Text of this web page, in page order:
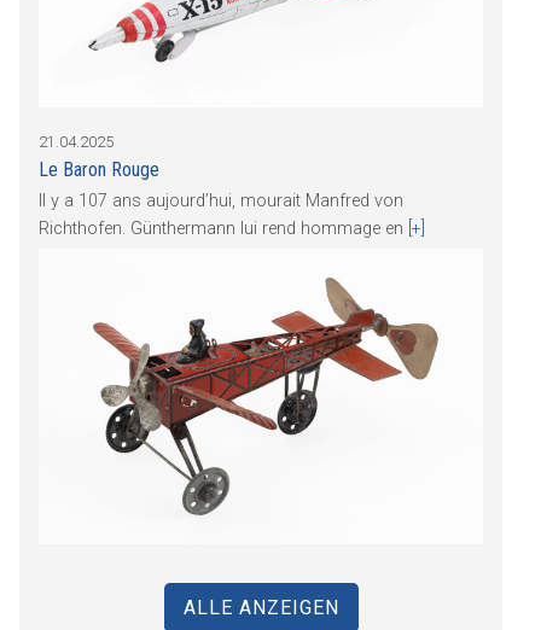
21.04.2025
Le Baron Rouge
Il y a 107 ans aujourd’hui, mourait Manfred von
Richthofen. Günthermann lui rend hommage en [+]
ALLE ANZEIGEN